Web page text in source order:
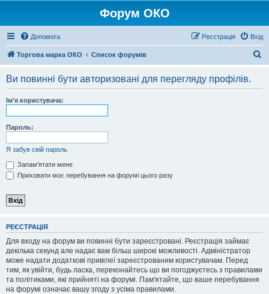
Форум ОКО
Допомога Вхід
Реєстрація
Торгова марка ОКО Список форумів
Ви повинні бути авторизовані для перегляду профілів.
Ім'я користувача:
Пароль:
Я забув свій пароль
Запам'ятати мене
Приховати моє перебування на форумі цього разу
РЕЄСТРАЦІЯ
Для входу на форум ви повинні бути зареєстровані. Реєстрація займає
декілька секунд але надає вам більш широкі можливості. Адміністратор
може надати додаткові привілеї зареєстрованим користувачам. Перед
тим, як увійти, будь ласка, переконайтесь що ви погоджуєтесь з правилами
та політиками, які прийняті на форумі. Пам'ятайте, що ваше перебування
на форумі означає вашу згоду з усіма правилами.